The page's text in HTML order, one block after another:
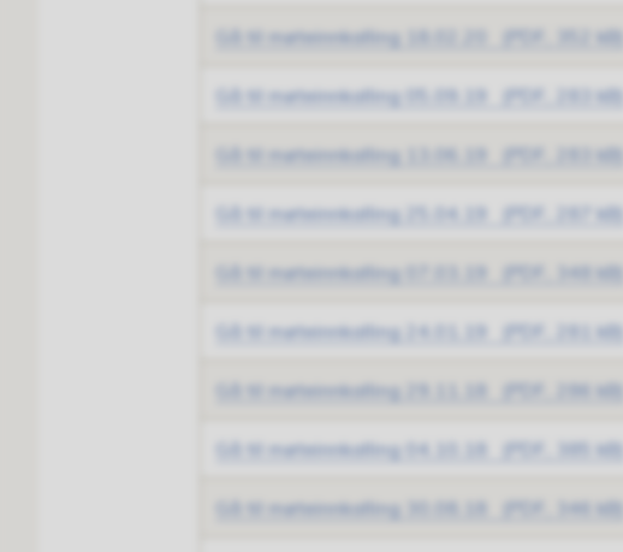
Gå til møteinnkalling 18.02.20 (PDF, 352 kB)
Gå til møteinnkalling 05.09.19 (PDF, 283 kB)
Gå til møteinnkalling 13.06.19 (PDF, 283 kB)
Gå til møteinnkalling 25.04.19 (PDF, 287 kB)
Gå til møteinnkalling 07.03.19 (PDF, 348 kB)
Gå til møteinnkalling 24.01.19 (PDF, 281 kB)
Gå til møteinnkalling 29.11.18 (PDF, 286 kB)
Gå til møteinnkalling 04.10.18 (PDF, 385 kB)
Gå til møteinnkalling 30.08.18 (PDF, 346 kB)